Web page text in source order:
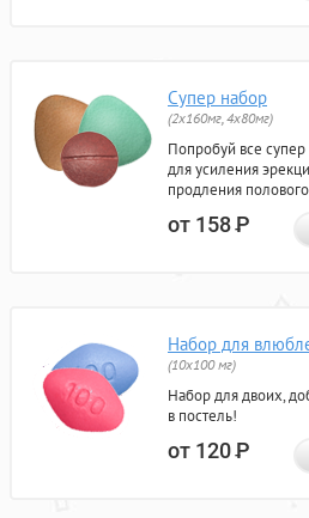
Супер набор
(2х160мг, 4х80мг)
Попробуй все
для усиления
продления полового
от 158Р
Набор для
(10х100 мг)
Набор для двоих,
в постель!
от 120Р